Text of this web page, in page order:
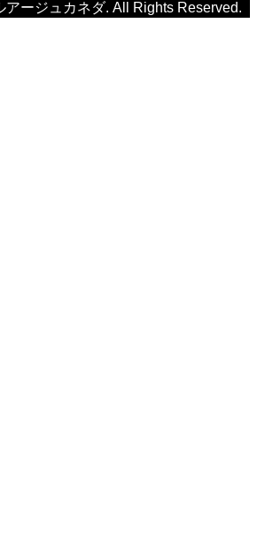
アージュカネダ. All Rights Reserved.